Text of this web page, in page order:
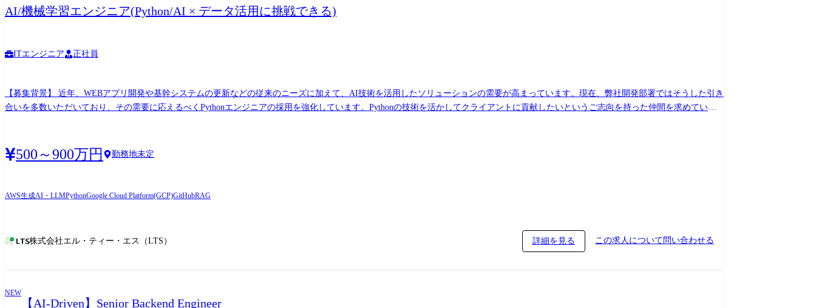
AI/機械学習エンジニア(Python/AI × データ活用に挑戦できる)
ITエンジニア 正社員
【募集背景】 近年、WEBアプリ開発や基幹システムの更新などの従来のニーズに加えて、AI技術を活用したソリューションの需要が高まっています。現在、弊社開発部署ではそうした引き
合いを多数いただいており、その需要に応えるべくPythonエンジニアの採用を強化しています。Pythonの技術を活かしてクライアントに貢献したいというご志向を持った仲間を求めていま
術検証(PoC) など ▼部門のミッション 2030年に向けて300名程のエンジニア組織をつくり、クライアントに対してより信頼される価値を発揮していきたいと考えています。 そのためには、
一人一人のエンジニアがフルスタックの技術を持つことに加え、専門性を磨き、お互いの強みを引き出し合えるチームが理想となります。 このような理想の組織の土台として重要となるの
欲で、前向きなカルチャーがあります。 また、実際の経験から学ぶことも重視しており、声を挙げた方が別プロジェクトに挑戦するような経験を積む機会も応援しています。 今後はこうい
の設計・開発に取り組んでいただきます。 また、LLM(大規模言語モデル)やRAG(Retrieval-Augmented Generation)などの生成AI技術を活用したプロジェクトに参画頂く予定です。 さらに、
これまでのご経験やご志向に応じて、以下のようなプロジェクトへの挑戦の機会もあります。 ・AWS/Azure/GCPなどのクラウド基盤を活用した開発プロジェクト ・社内外向けのPoC(技術
Pythonを中心とした開発のリード ・生成AIのプロダクト活用における技術的なリーダーシップの発揮 ・チーム内の技術的な意思決定やナレッジ共有の推進
500～900万円 勤務地未定
AWS生成AI・LLMPythonGoogle Cloud Platform(GCP)GitHubRAG
株式会社エル・ティー・エス（LTS） 詳細を見る この求人について問い合わせる
NEW
【AI-Driven】Senior Backend Engineer